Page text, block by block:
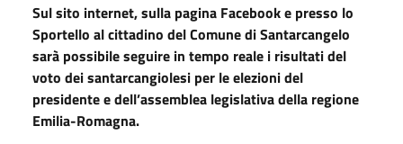
Sul sito internet, sulla pagina Facebook e presso lo
Sportello al cittadino del Comune di Santarcangelo
sarà possibile seguire in tempo reale i risultati del
voto dei santarcangiolesi per le elezioni del
presidente e dell’assemblea legislativa della regione
Emilia-Romagna.